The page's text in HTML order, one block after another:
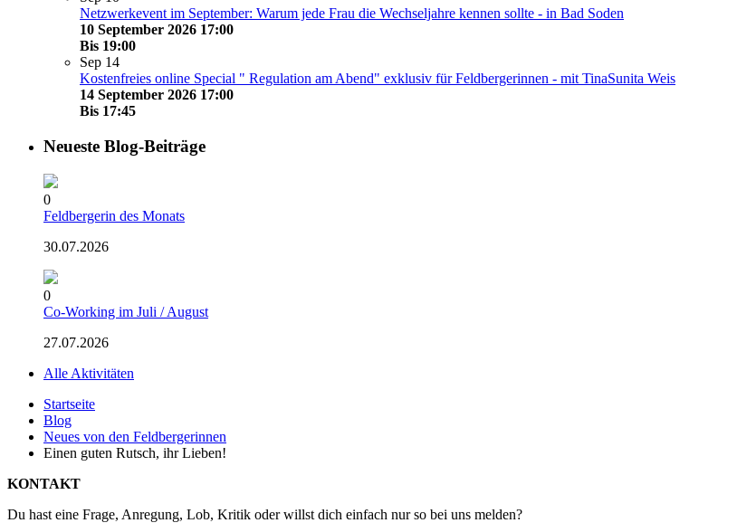
Netzwerkevent im September: Warum jede Frau die Wechseljahre kennen sollte - in Bad Soden
10 September 2026 17:00
Bis 19:00
Sep 14
Kostenfreies online Special " Regulation am Abend" exklusiv für Feldbergerinnen - mit TinaSunita Weis
14 September 2026 17:00
Bis 17:45
Neueste Blog-Beiträge
0
Feldbergerin des Monats
30.07.2026
0
Co-Working im Juli / August
27.07.2026
Alle Aktivitäten
Startseite
Blog
Neues von den Feldbergerinnen
Einen guten Rutsch, ihr Lieben!
KONTAKT
Du hast eine Frage, Anregung, Lob, Kritik oder willst dich einfach nur so bei uns melden?